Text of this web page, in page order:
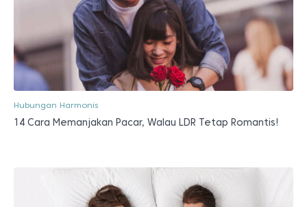
Hubungan Harmonis
14 Cara Memanjakan Pacar, Walau LDR Tetap Romantis!